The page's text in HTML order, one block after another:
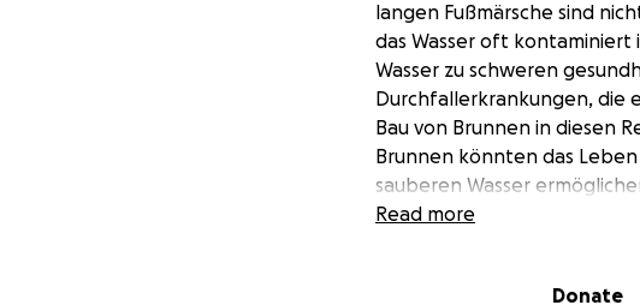
langen Fußmärsche sind
das Wasser oft kontaminiert
Wasser zu schweren
Durchfallerkrankungen, die
Bau von Brunnen in diesen
Brunnen könnten das
sauberen Wasser
Menschen stattdessen in
Read more
Donate